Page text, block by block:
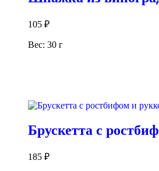
105 ₽
Вес: 30 г
Брускетта с
185 ₽